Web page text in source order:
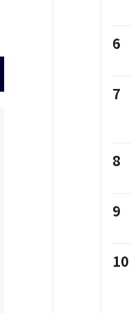
6
7
8
9
10